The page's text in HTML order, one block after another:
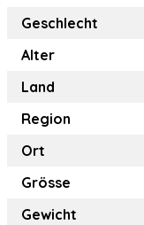
Geschlecht
Alter
Land
Region
Ort
Grösse
Gewicht